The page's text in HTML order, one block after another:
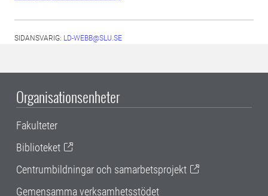
SIDANSVARIG: LD-WEBB@SLU.SE
Organisationsenheter
Fakulteter
Biblioteket
Centrumbildningar och samarbetsprojekt
Gemensamma verksamhetsstödet